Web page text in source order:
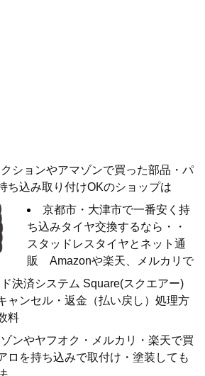
ションやアマゾンで買った部品・パ
ち込み取り付けOKのショップは
京都市・大津市で一番安く持
ち込みタイヤ交換するなら・・
スタッドレスタイヤとネット通
販 Amazonや楽天、メルカリで
決済システム Square(スクエアー)
ャンセル・返金（払い戻し）処理方
料
ンやヤフオク・メルカリ・楽天で買
ロを持ち込みで取付け・塗装しても